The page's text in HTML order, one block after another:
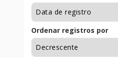
Ordenar registros por